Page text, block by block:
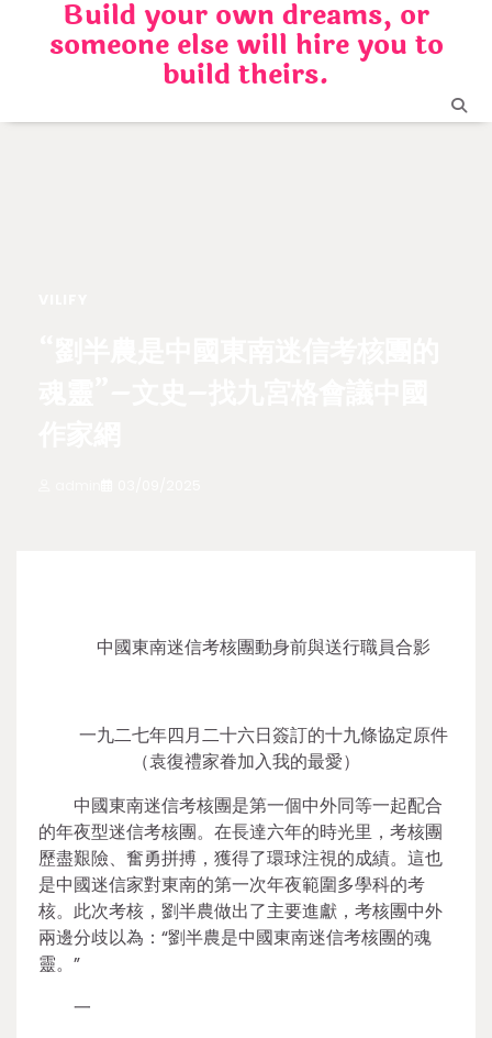
Build your own dreams, or
someone else will hire you to
build theirs.
中國東南迷信考核團動身前與送行職員合影
一九二七年四月二十六日簽訂的十九條協定原件
（袁復禮家眷加入我的最愛）
中國東南迷信考核團是第一個中外同等一起配合
的年夜型迷信考核團。在長達六年的時光里，考核團
歷盡艱險、奮勇拼搏，獲得了環球注視的成績。這也
是中國迷信家對東南的第一次年夜範圍多學科的考
核。此次考核，劉半農做出了主要進獻，考核團中外
兩邊分歧以為：“劉半農是中國東南迷信考核團的魂
靈。”
一